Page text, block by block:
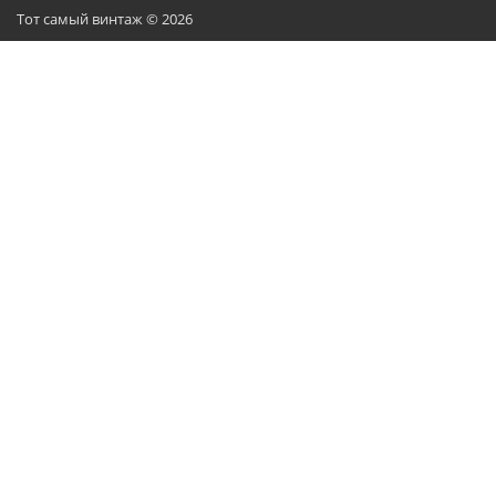
Тот самый винтаж © 2026